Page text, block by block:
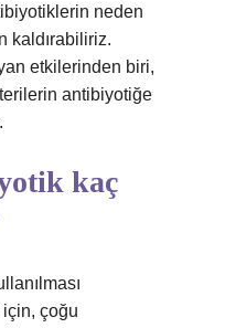
neden
kaldırabiliriz.
etkilerinden biri,
antibiyotiğe
kaç
çoğu